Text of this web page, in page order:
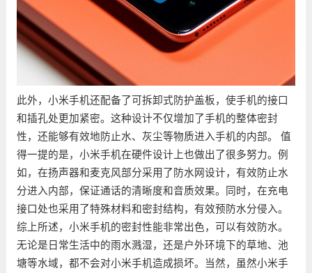
此外，小米手机还配备了可拆卸式防护盖板，使手机的接口
和插孔处更加紧密。这种设计不仅增加了手机的整体密封
性，还能够有效地防止水、灰尘等物质进入手机的内部。 值
得一提的是，小米手机在硬件设计上也做出了很多努力。例
如，在扬声器和麦克风部分采用了防水网设计，有效防止水
分进入内部，保证通话的清晰度和音质效果。同时，在充电
接口处也采用了特殊材料和密封结构，有效预防水分侵入。
综上所述，小米手机的密封性能非常出色，可以有效防水。
无论是日常生活中的雨水溅湿，还是户外环境下的草地、池
塘等水域，都不会对小米手机造成损坏。当然，虽然小米手